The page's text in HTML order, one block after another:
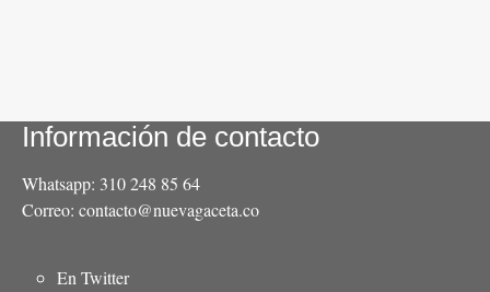
Información de contacto
Whatsapp: 310 248 85 64
Correo: contacto@nuevagaceta.co
Menú
En Twitter